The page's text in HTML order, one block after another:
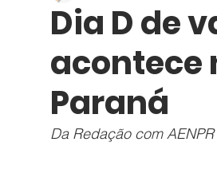
Dia D de
acontece
Paraná
Da Redação com AENPR